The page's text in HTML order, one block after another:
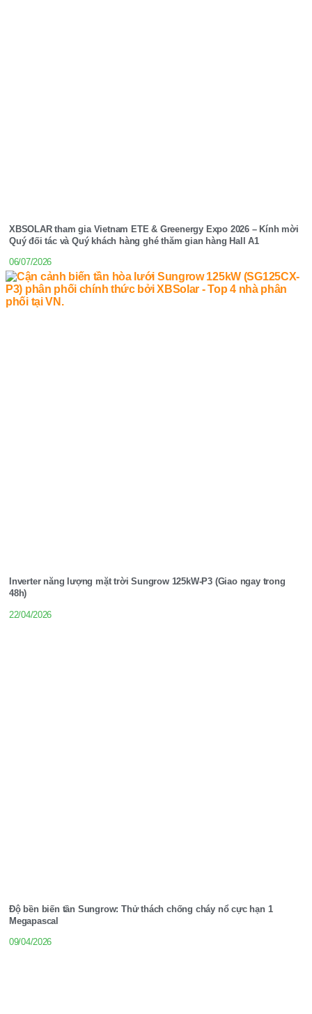
XBSOLAR tham gia Vietnam ETE & Greenergy Expo 2026 – Kính mời
Quý đối tác và Quý khách hàng ghé thăm gian hàng Hall A1
06/07/2026
Inverter năng lượng mặt trời Sungrow 125kW-P3 (Giao ngay trong
48h)
22/04/2026
Độ bền biến tần Sungrow: Thử thách chống cháy nổ cực hạn 1
Megapascal
09/04/2026